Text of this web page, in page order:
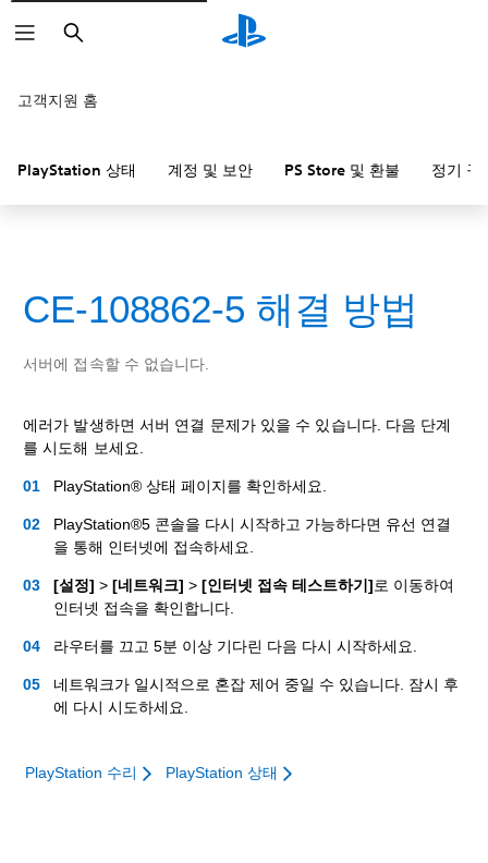
검
색
고객지원 홈
PlayStation 상태 계정 및 보안 PS Store 및 환불 정기 구
CE-108862-5 해결 방법
서버에 접속할 수 없습니다.
에러가 발생하면 서버 연결 문제가 있을 수 있습니다. 다음 단계
를 시도해 보세요.
PlayStation® 상태 페이지를 확인하세요.
PlayStation®5 콘솔을 다시 시작하고 가능하다면 유선 연결
을 통해 인터넷에 접속하세요.
[설정] > [네트워크] > [인터넷 접속 테스트하기]로 이동하여
인터넷 접속을 확인합니다.
라우터를 끄고 5분 이상 기다린 다음 다시 시작하세요.
네트워크가 일시적으로 혼잡 제어 중일 수 있습니다. 잠시 후
에 다시 시도하세요.
PlayStation 수리 PlayStation 상태